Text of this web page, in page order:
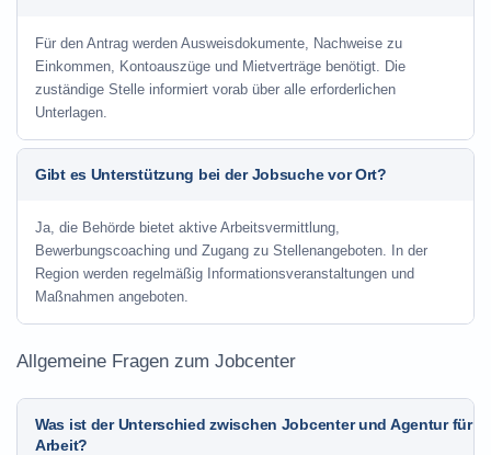
Für den Antrag werden Ausweisdokumente, Nachweise zu
Einkommen, Kontoauszüge und Mietverträge benötigt. Die
zuständige Stelle informiert vorab über alle erforderlichen
Unterlagen.
Gibt es Unterstützung bei der Jobsuche vor Ort?
Ja, die Behörde bietet aktive Arbeitsvermittlung,
Bewerbungscoaching und Zugang zu Stellenangeboten. In der
Region werden regelmäßig Informationsveranstaltungen und
Maßnahmen angeboten.
Allgemeine Fragen zum Jobcenter
Was ist der Unterschied zwischen Jobcenter und Agentur für
Arbeit?